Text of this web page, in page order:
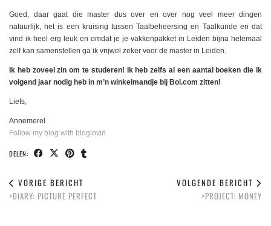
Goed, daar gaat die master dus over en over nog veel meer dingen
natuurlijk, het is een kruising tussen Taalbeheersing en Taalkunde en dat
vind ik heel erg leuk en omdat je je vakkenpakket in Leiden bijna helemaal
zelf kan samenstellen ga ik vrijwel zeker voor de master in Leiden.
Ik heb zoveel zin om te studeren! Ik heb zelfs al een aantal boeken die ik
volgend jaar nodig heb in m’n winkelmandje bij Bol.com zitten!
Liefs,
Annemerel
Follow my blog with bloglovin
DELEN:
VORIGE BERICHT
>DIARY: PICTURE PERFECT
VOLGENDE BERICHT
>PROJECT: MONEY